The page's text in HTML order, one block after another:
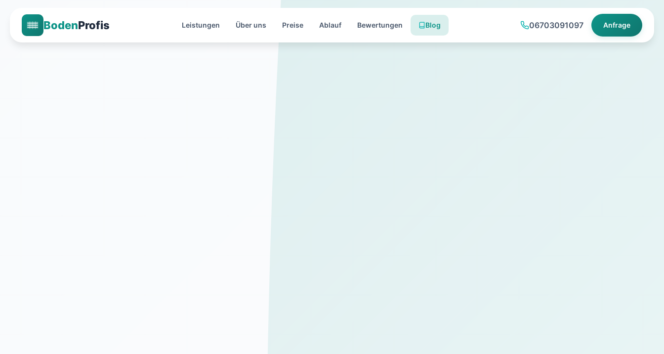
BodenProfis Leistungen Über uns Preise Ablauf Bewertungen Blog 06703091097 Anfrage